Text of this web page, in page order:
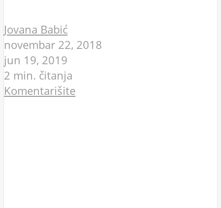
Jovana Babić
novembar 22, 2018
jun 19, 2019
2 min. čitanja
Komentarišite